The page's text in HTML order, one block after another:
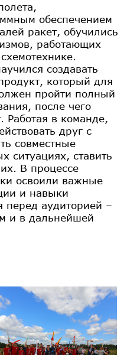
обеспечением
ракет, обучились
работающих
создавать
который для
пройти полный
после чего
Работая в команде,
друг с
совместные
ситуациях, ставить
В процессе
освоили важные
и навыки
перед аудиторией –
и в дальнейшей